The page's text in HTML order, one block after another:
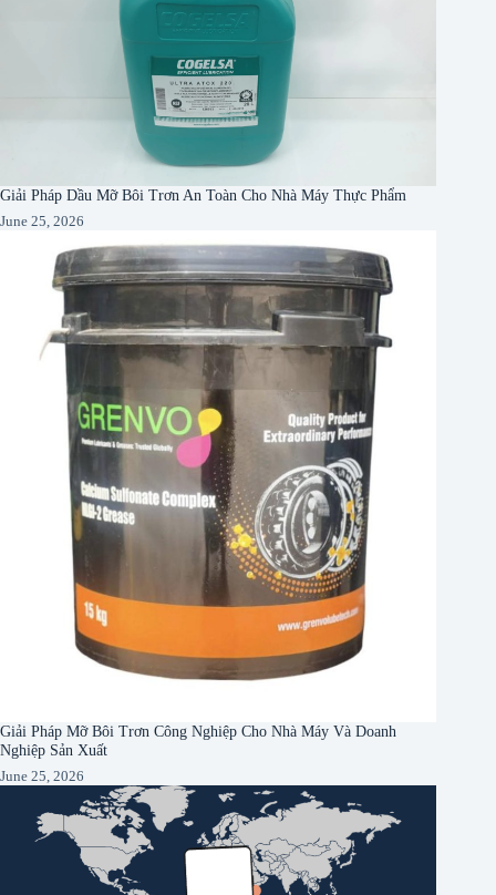
Giải Pháp Dầu Mỡ Bôi Trơn An Toàn Cho Nhà Máy Thực Phẩm
June 25, 2026
Giải Pháp Mỡ Bôi Trơn Công Nghiệp Cho Nhà Máy Và Doanh
Nghiệp Sản Xuất
June 25, 2026